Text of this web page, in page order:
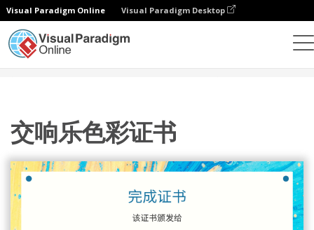
Visual Paradigm Online Visual Paradigm Desktop
交响乐色彩证书